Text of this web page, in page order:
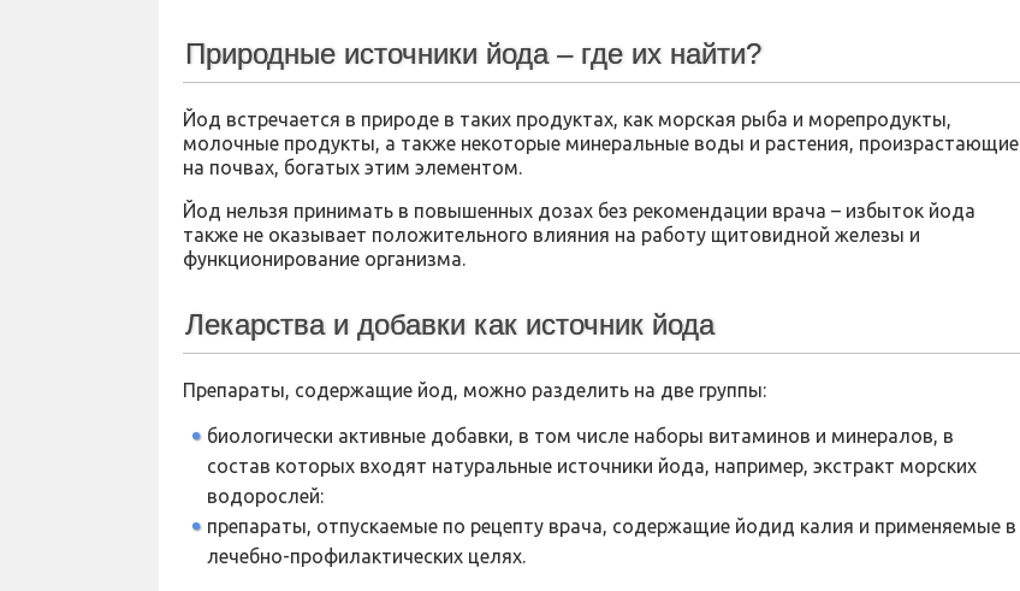
Природные источники йода – где их найти?
Йод встречается в природе в таких продуктах, как морская рыба и морепродукты,
молочные продукты, а также некоторые минеральные воды и растения, произрастающие
на почвах, богатых этим элементом.
Йод нельзя принимать в повышенных дозах без рекомендации врача – избыток йода
также не оказывает положительного влияния на работу щитовидной железы и
функционирование организма.
Лекарства и добавки как источник йода
Препараты, содержащие йод, можно разделить на две группы:
биологически активные добавки, в том числе наборы витаминов и минералов, в
состав которых входят натуральные источники йода, например, экстракт морских
водорослей:
препараты, отпускаемые по рецепту врача, содержащие йодид калия и применяемые в
лечебно-профилактических целях.